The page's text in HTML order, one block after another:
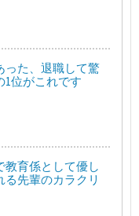
った、退職して驚
1位がこれです
教育係として優し
る先輩のカラクリ